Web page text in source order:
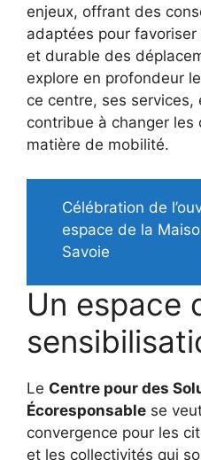
enjeux, offrant des
adaptées pour
et durable des
explore en profondeur
ce centre, ses
contribue à changer les
matière de mobilité.
Célébration de
espace de la
Savoie
Un espace
Le Centre pour des
Écoresponsable se
convergence pour les
et les collectivités qui